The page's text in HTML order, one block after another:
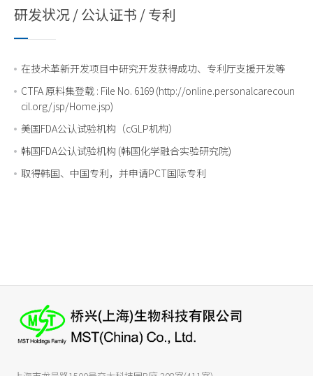
研发状况 / 公认证书 / 专利
在技术革新开发项目中研究开发获得成功、专利厅支援开发等
CTFA 原料集登载 : File No. 6169 (http://online.personalcarecoun
cil.org/jsp/Home.jsp)
美国FDA公认试验机构（cGLP机构）
韩国FDA公认试验机构 (韩国化学融合实验研究院)
取得韩国、中国专利，并申请PCT国际专利